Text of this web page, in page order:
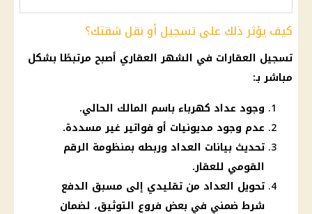
كيف يؤثر ذلك على تسجيل أو نقل شقتك؟
تسجيل العقارات في الشهر العقاري أصبح مرتبطًا بشكل
مباشر بـ:
وجود عداد كهرباء باسم المالك الحالي.
عدم وجود مديونيات أو فواتير غير مسددة.
تحديث بيانات العداد وربطه بمنظومة الرقم
القومي للعقار.
تحويل العداد من تقليدي إلى مسبق الدفع
شرط ضمني في بعض فروع التوثيق، لضمان